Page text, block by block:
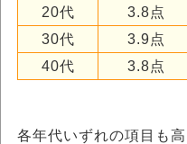
20代 3.8点
30代
3.9点
40代
3.8点
各年代いずれの項目も